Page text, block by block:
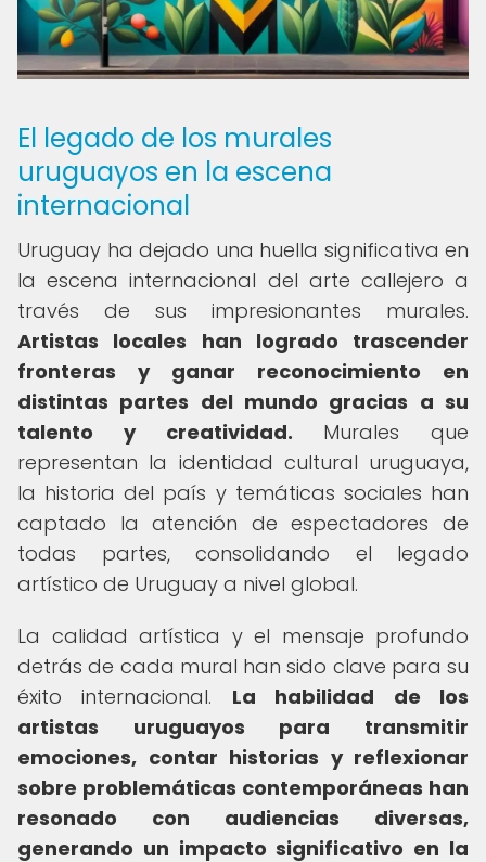
El legado de los murales
uruguayos en la escena
internacional
Uruguay ha dejado una huella significativa en
la escena internacional del arte callejero a
través de sus impresionantes murales.
Artistas locales han logrado trascender
fronteras y ganar reconocimiento en
distintas partes del mundo gracias a su
talento y creatividad. Murales que
representan la identidad cultural uruguaya,
la historia del país y temáticas sociales han
captado la atención de espectadores de
todas partes, consolidando el legado
artístico de Uruguay a nivel global.
La calidad artística y el mensaje profundo
detrás de cada mural han sido clave para su
éxito internacional. La habilidad de los
artistas uruguayos para transmitir
emociones, contar historias y reflexionar
sobre problemáticas contemporáneas han
resonado con audiencias diversas,
generando un impacto significativo en la